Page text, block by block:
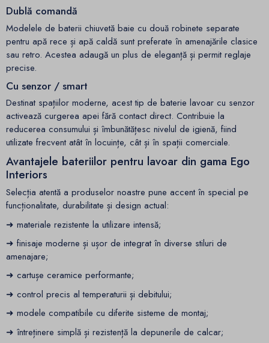
Dublă comandă
Modelele de baterii chiuvetă baie cu două robinete separate
pentru apă rece și apă caldă sunt preferate în amenajările clasice
sau retro. Acestea adaugă un plus de eleganță și permit reglaje
precise.
Cu senzor / smart
Destinat spațiilor moderne, acest tip de baterie lavoar cu senzor
activează curgerea apei fără contact direct. Contribuie la
reducerea consumului și îmbunătățesc nivelul de igienă, fiind
utilizate frecvent atât în locuințe, cât și în spații comerciale.
Avantajele bateriilor pentru lavoar din gama Ego
Interiors
Selecția atentă a produselor noastre pune accent în special pe
funcționalitate, durabilitate și design actual:
➜ materiale rezistente la utilizare intensă;
➜ finisaje moderne și ușor de integrat în diverse stiluri de
amenajare;
➜ cartușe ceramice performante;
➜ control precis al temperaturii și debitului;
➜ modele compatibile cu diferite sisteme de montaj;
➜ întreținere simplă și rezistență la depunerile de calcar;